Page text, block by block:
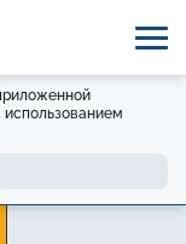
использованием